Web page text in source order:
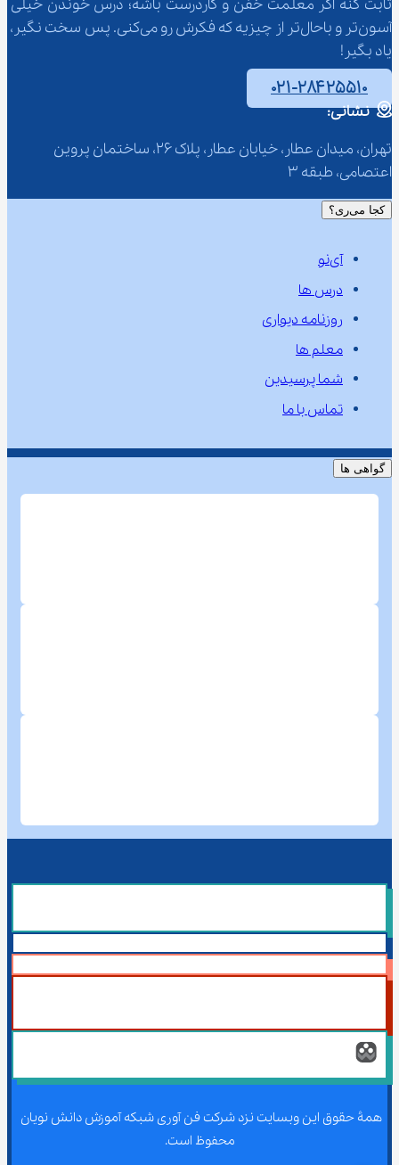
ثابت کنه اگر معلمت خفن و کاردرست باشه؛ درس خوندن خیلی
آسون‌تر و باحال‌تر از چیزیه که فکرش رو می‌کنی. پس سخت نگیر،
یاد بگیر!
۰۲۱-۲۸۴۲۵۵۱۰
نشانی:
تهران، میدان عطار، خیابان عطار، پلاک 26، ساختمان پروین
اعتصامی، طبقه 3
کجا می‌ری؟
آی‌نو
درس ها
روزنامه دیواری
معلم ها
شما پرسیدین
تماس با ما
گواهی ها
همۀ حقوق این وبسایت نزد شرکت فن آوری شبکه آموزش دانش نویان
محفوظ است.